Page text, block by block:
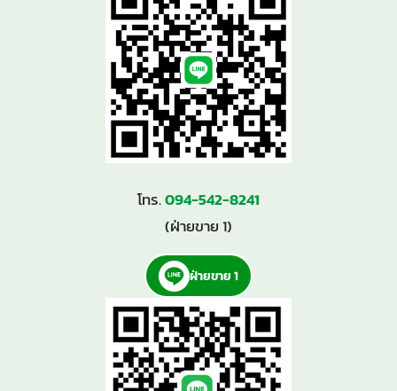
โทร.094-542-8241
(ฝ่ายขาย 1)
ฝ่ายขาย 1